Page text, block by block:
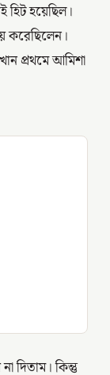
হিট হয়েছিল।
করেছিলেন।
প্রথমে আমিশা
দিতাম। কিন্তু